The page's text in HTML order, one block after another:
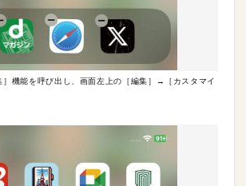
機能を呼び出し、画面左上の［編集］→［カスタマイ